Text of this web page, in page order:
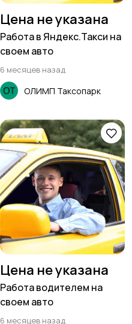
Цена не указана
Работа в Яндекс.Такси на
своем авто
6 месяцев назад
ОЛИМП Таксопарк
Цена не указана
Работа водителем на
своем авто
6 месяцев назад